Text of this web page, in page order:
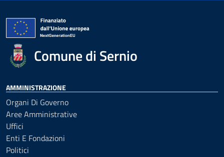
Comune di Sernio
AMMINISTRAZIONE
Organi Di Governo
Aree Amministrative
Uffici
Enti E Fondazioni
Politici